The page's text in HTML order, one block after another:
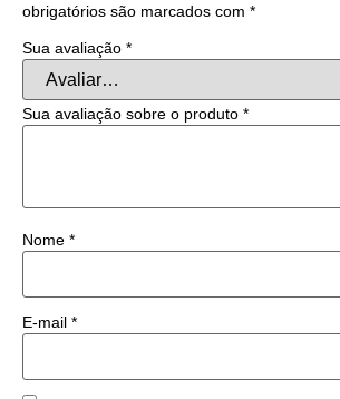
obrigatórios são marcados com *
Sua avaliação *
Sua avaliação sobre o produto *
Nome *
E-mail *